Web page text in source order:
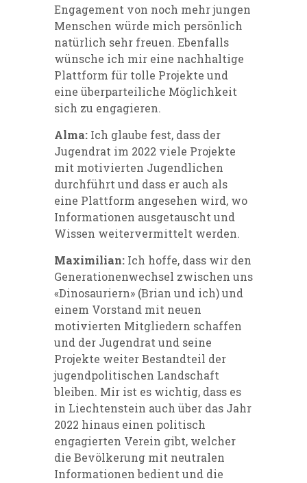
Engagement von noch mehr jungen
Menschen würde mich persönlich
natürlich sehr freuen. Ebenfalls
wünsche ich mir eine nachhaltige
Plattform für tolle Projekte und
eine überparteiliche Möglichkeit
sich zu engagieren.
Alma: Ich glaube fest, dass der
Jugendrat im 2022 viele Projekte
mit motivierten Jugendlichen
durchführt und dass er auch als
eine Plattform angesehen wird, wo
Informationen ausgetauscht und
Wissen weitervermittelt werden.
Maximilian: Ich hoffe, dass wir den
Generationenwechsel zwischen uns
«Dinosauriern» (Brian und ich) und
einem Vorstand mit neuen
motivierten Mitgliedern schaffen
und der Jugendrat und seine
Projekte weiter Bestandteil der
jugendpolitischen Landschaft
bleiben. Mir ist es wichtig, dass es
in Liechtenstein auch über das Jahr
2022 hinaus einen politisch
engagierten Verein gibt, welcher
die Bevölkerung mit neutralen
Informationen bedient und die